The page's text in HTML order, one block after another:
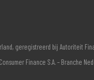
geregistreerd bij Autoriteit
Finance S.A. – Branche